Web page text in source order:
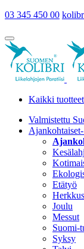
03 345 450 00
Kaikki tuotteet
Valmistettu
Etätyö
Joulu
Messut
Suomi-
Syksy